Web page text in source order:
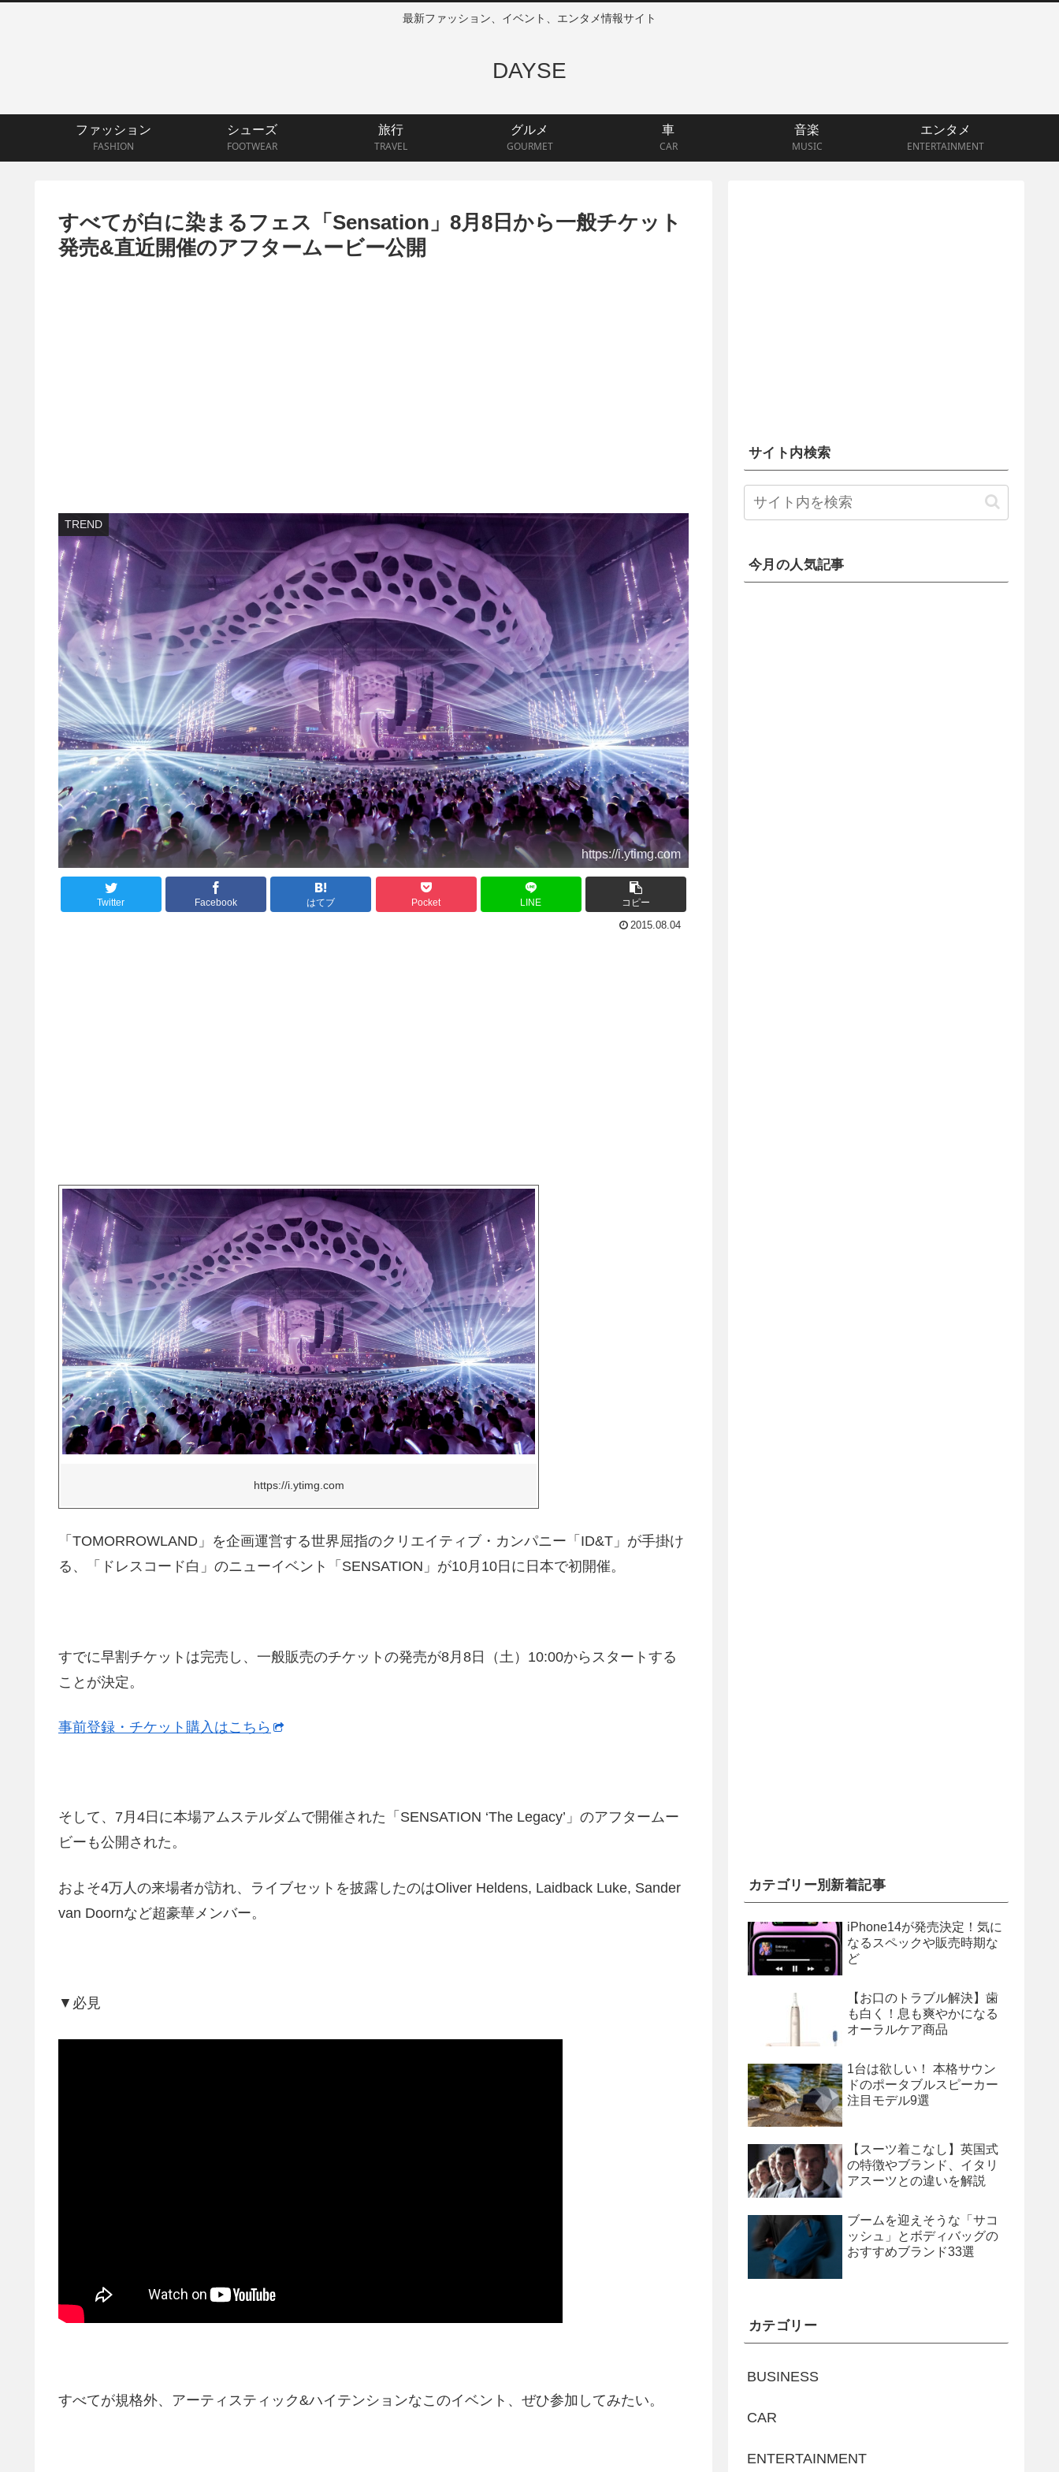
最新ファッション、イベント、エンタメ情報サイト
DAYSE
ファッション
FASHION
シューズ
FOOTWEAR
旅行
TRAVEL
グルメ
GOURMET
車
CAR
音楽
MUSIC
エンタメ
ENTERTAINMENT
すべてが白に染まるフェス「Sensation」8月8日から一般チケット
発売&直近開催のアフタームービー公開
TREND
https://i.ytimg.com
Twitter Facebook はてブ Pocket LINE コピー
2015.08.04
https://i.ytimg.com
「TOMORROWLAND」を企画運営する世界屈指のクリエイティブ・カンパニー「ID&T」が手掛け
る、「ドレスコード白」のニューイベント「SENSATION」が10月10日に日本で初開催。
すでに早割チケットは完売し、一般販売のチケットの発売が8月8日（土）10:00からスタートする
ことが決定。
事前登録・チケット購入はこちら
そして、7月4日に本場アムステルダムで開催された「SENSATION ‘The Legacy’」のアフタームー
ビーも公開された。
およそ4万人の来場者が訪れ、ライブセットを披露したのはOliver Heldens, Laidback Luke, Sander
van Doornなど超豪華メンバー。
▼必見
すべてが規格外、アーティスティック&ハイテンションなこのイベント、ぜひ参加してみたい。
サイト内検索
今月の人気記事
カテゴリー別新着記事
iPhone14が発売決定！気に
なるスペックや販売時期な
ど
【お口のトラブル解決】歯
も白く！息も爽やかになる
オーラルケア商品
1台は欲しい！ 本格サウン
ドのポータブルスピーカー
注目モデル9選
【スーツ着こなし】英国式
の特徴やブランド、イタリ
アスーツとの違いを解説
ブームを迎えそうな「サコ
ッシュ」とボディバッグの
おすすめブランド33選
カテゴリー
BUSINESS
CAR
ENTERTAINMENT